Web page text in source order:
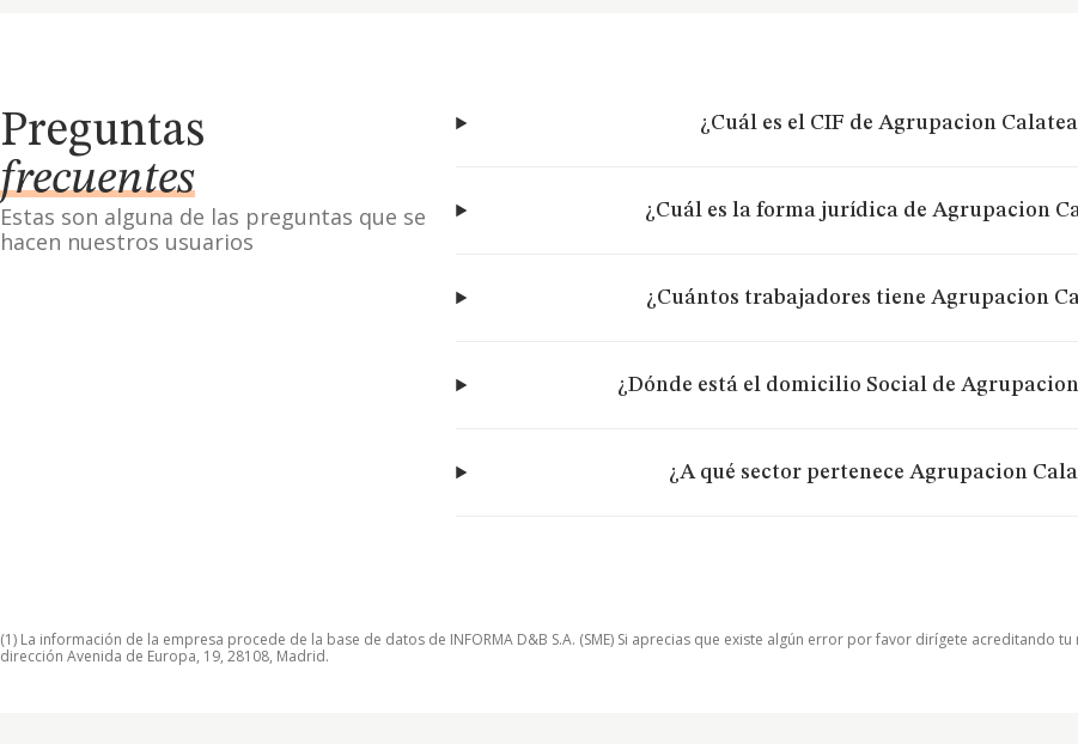
Preguntas
frecuentes
Estas son alguna de las preguntas que se
hacen nuestros usuarios
¿Cuál es el CIF de Agrupacion
¿Cuál es la forma jurídica de Agrupacion
¿Cuántos trabajadores tiene Agrupacion
¿Dónde está el domicilio Social de
¿A qué sector pertenece Agrupacion
(1) La información de la empresa procede de la base de datos de INFORMA D&B S.A. (SME) Si aprecias que existe algún error por favor dirígete acreditando
dirección Avenida de Europa, 19, 28108, Madrid.